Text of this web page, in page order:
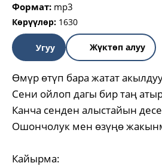
Формат: mp3
Көрүүлөр: 1630
Угуу Жүктөп алуу
Өмүр өтүп бара жатат
Сени ойлоп дагы бир таң
Канча сенден алыстайын
Ошончолук мен өзүңө
Кайырма: